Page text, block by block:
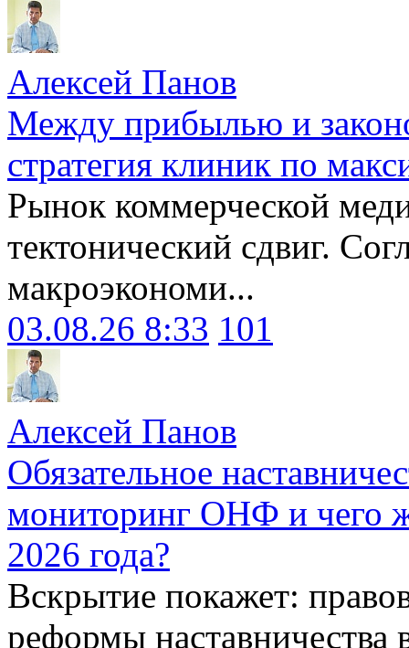
Алексей Панов
Между прибылью и
стратегия клиник по
Рынок коммерческой
тектонический сдвиг.
макроэкономи...
03.08.26 8:33 101
Алексей Панов
Обязательное
мониторинг ОНФ и чего
2026 года?
Вскрытие покажет:
реформы наставничества